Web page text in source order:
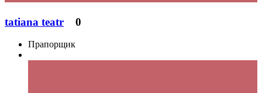
tatiana teatr 0
Прапорщик